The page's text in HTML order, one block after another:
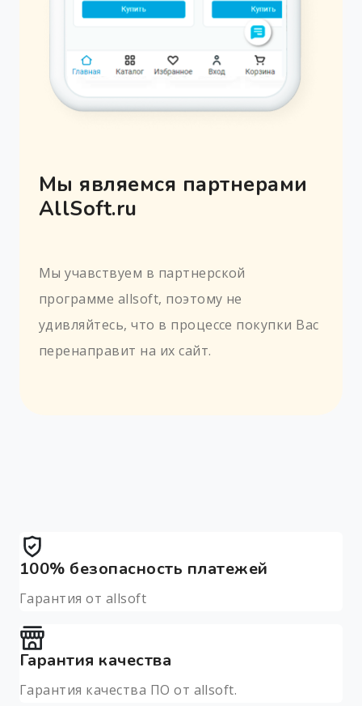
Мы являемся партнерами
AllSoft.ru
Мы учавствуем в партнерской
программе allsoft, поэтому не
удивляйтесь, что в процессе покупки Вас
перенаправит на их сайт.
100% безопасность платежей
Гарантия от allsoft
Гарантия качества
Гарантия качества ПО от allsoft.